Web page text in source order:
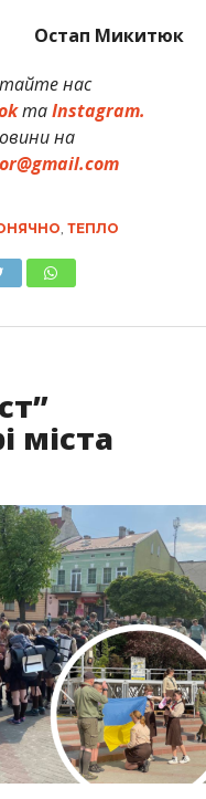
Остап Микитюк
нас
таInstagram.
на
ТЕПЛО
міста